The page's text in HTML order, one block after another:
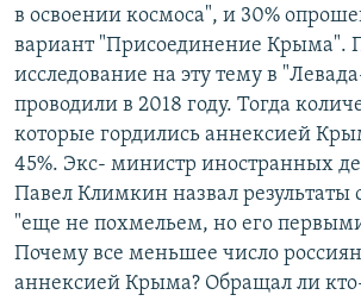
в освоении космоса", и 30%
вариант "Присоединение Крыма".
исследование на эту тему в
проводили в 2018 году. Тогда
которые гордились аннексией
45%. Экс- министр иностранных
Павел Климкин назвал результаты
"еще не похмельем, но его
Почему все меньшее число россиян
аннексией Крыма? Обращал ли